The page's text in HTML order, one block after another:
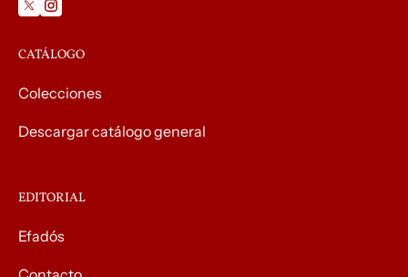
CATÁLOGO
Colecciones
Descargar catálogo general
EDITORIAL
Efadós